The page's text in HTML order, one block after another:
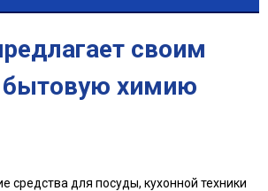
своим
бытовую химию
для посуды, кухонной техники